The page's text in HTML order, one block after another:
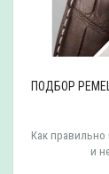
LONGINES
часам Longines